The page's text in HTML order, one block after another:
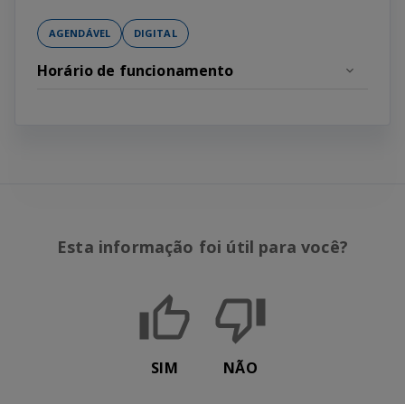
AGENDÁVEL DIGITAL
Horário de funcionamento
Esta informação foi útil para você?
SIM NÃO